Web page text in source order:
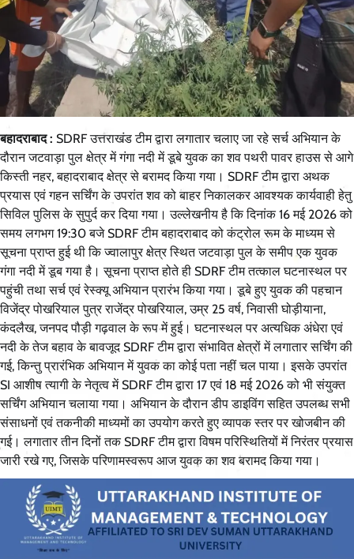
बहादराबाद : SDRF उत्तराखंड टीम द्वारा लगातार चलाए जा रहे सर्च अभियान के
दौरान जटवाड़ा पुल क्षेत्र में गंगा नदी में डूबे युवक का शव पथरी पावर हाउस से आगे
किस्ती नहर, बहादराबाद क्षेत्र से बरामद किया गया। SDRF टीम द्वारा अथक
प्रयास एवं गहन सर्चिंग के उपरांत शव को बाहर निकालकर आवश्यक कार्यवाही हेतु
सिविल पुलिस के सुपुर्द कर दिया गया। उल्लेखनीय है कि दिनांक 16 मई 2026 को
समय लगभग 19:30 बजे SDRF टीम बहादराबाद को कंट्रोल रूम के माध्यम से
सूचना प्राप्त हुई थी कि ज्वालापुर क्षेत्र स्थित जटवाड़ा पुल के समीप एक युवक
गंगा नदी में डूब गया है। सूचना प्राप्त होते ही SDRF टीम तत्काल घटनास्थल पर
पहुंची तथा सर्च एवं रेस्क्यू अभियान प्रारंभ किया गया। डूबे हुए युवक की पहचान
विजेंद्र पोखरियाल पुत्र राजेंद्र पोखरियाल, उम्र 25 वर्ष, निवासी घोड़ीयाना,
कंदलैख, जनपद पौड़ी गढ़वाल के रूप में हुई। घटनास्थल पर अत्यधिक अंधेरा एवं
नदी के तेज बहाव के बावजूद SDRF टीम द्वारा संभावित क्षेत्रों में लगातार सर्चिंग की
गई, किन्तु प्रारंभिक अभियान में युवक का कोई पता नहीं चल पाया। इसके उपरांत
SI आशीष त्यागी के नेतृत्व में SDRF टीम द्वारा 17 एवं 18 मई 2026 को भी संयुक्त
सर्चिंग अभियान चलाया गया। अभियान के दौरान डीप डाइविंग सहित उपलब्ध सभी
संसाधनों एवं तकनीकी माध्यमों का उपयोग करते हुए व्यापक स्तर पर खोजबीन की
गई। लगातार तीन दिनों तक SDRF टीम द्वारा विषम परिस्थितियों में निरंतर प्रयास
जारी रखे गए, जिसके परिणामस्वरूप आज युवक का शव बरामद किया गया।